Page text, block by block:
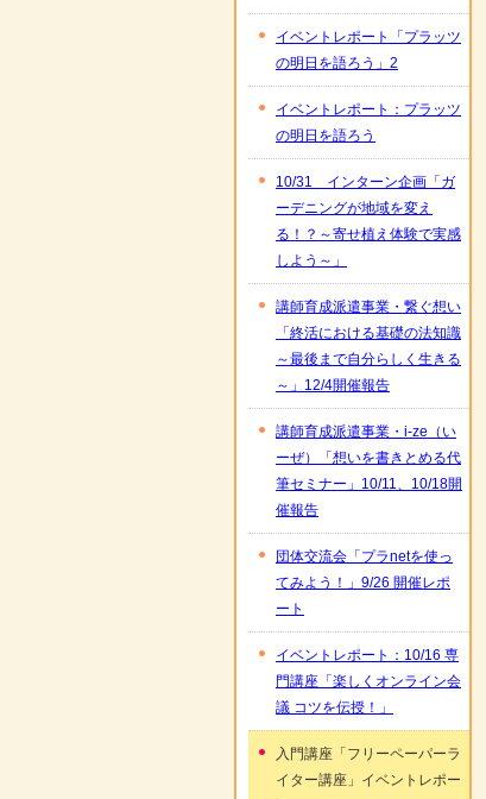
イベントレポート「プラッツ
の明日を語ろう」2
イベントレポート：プラッツ
の明日を語ろう
10/31 インターン企画「ガ
ーデニングが地域を変え
る！？～寄せ植え体験で実感
しよう～」
講師育成派遣事業・繋ぐ想い
「終活における基礎の法知識
～最後まで自分らしく生きる
～」12/4開催報告
講師育成派遣事業・i-ze（い
ーぜ）「想いを書きとめる代
筆セミナー」10/11、10/18開
催報告
団体交流会「プラnetを使っ
てみよう！」9/26 開催レポ
ート
イベントレポート：10/16 専
門講座「楽しくオンライン会
議 コツを伝授！」
入門講座「フリーペーパーラ
イター講座」イベントレポー